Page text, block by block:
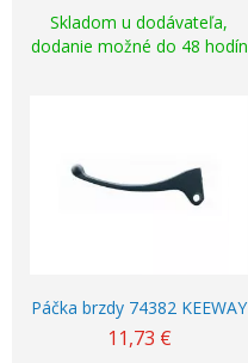
Skladom u dodávateľa,
dodanie možné do 48 hodín
Páčka brzdy 74382 KEEWAY
11,73 €